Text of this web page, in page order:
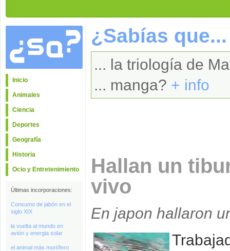
Inicio
Animales
Ciencia
Deportes
Geografía
Historia
Ocio y Entretenimiento
Últimas incorporaciones:
Consumo de jabón en el
siglo XIX
la vuelta al mundo en
avión y energia solar
el animal más mortífero
¿Sabías que...
... la triología de
... manga? + info
Hallan un
vivo
En japon hallaron